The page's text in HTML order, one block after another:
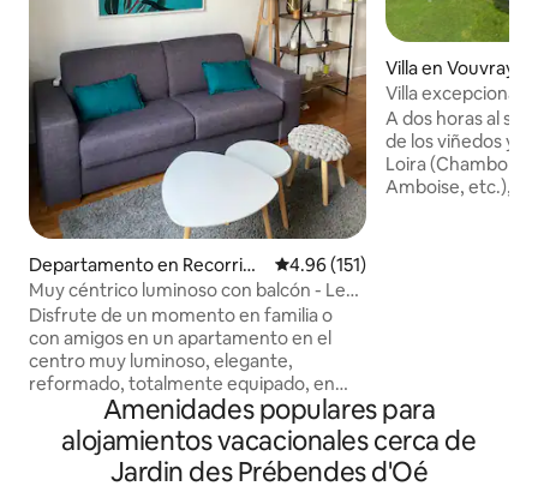
Departamento en Recorrido
s
Calificación promedio: 4.96 de
4.96 (151)
Muy céntrico luminoso con balcón - Le
George Sand
Disfrute de un momento en familia o
con amigos en un apartamento en el
centro muy luminoso, elegante,
reformado, totalmente equipado, en
una zona tranquila y elegante de Tours.
Todo se hace a pie: el magnífico jardín de
los Prébendes a 2 minutos a pie , tiendas
de conveniencia a 200 metros (
Villa en Vouvray
Villa excepcional
spa Valle del Loira
A dos horas al sur
de los viñedos y
Loira (Chambord,
Amboise, etc.),
contáctanos!
Amenidades populares para
alojamientos vacacionales cerca de
Jardin des Prébendes d'Oé